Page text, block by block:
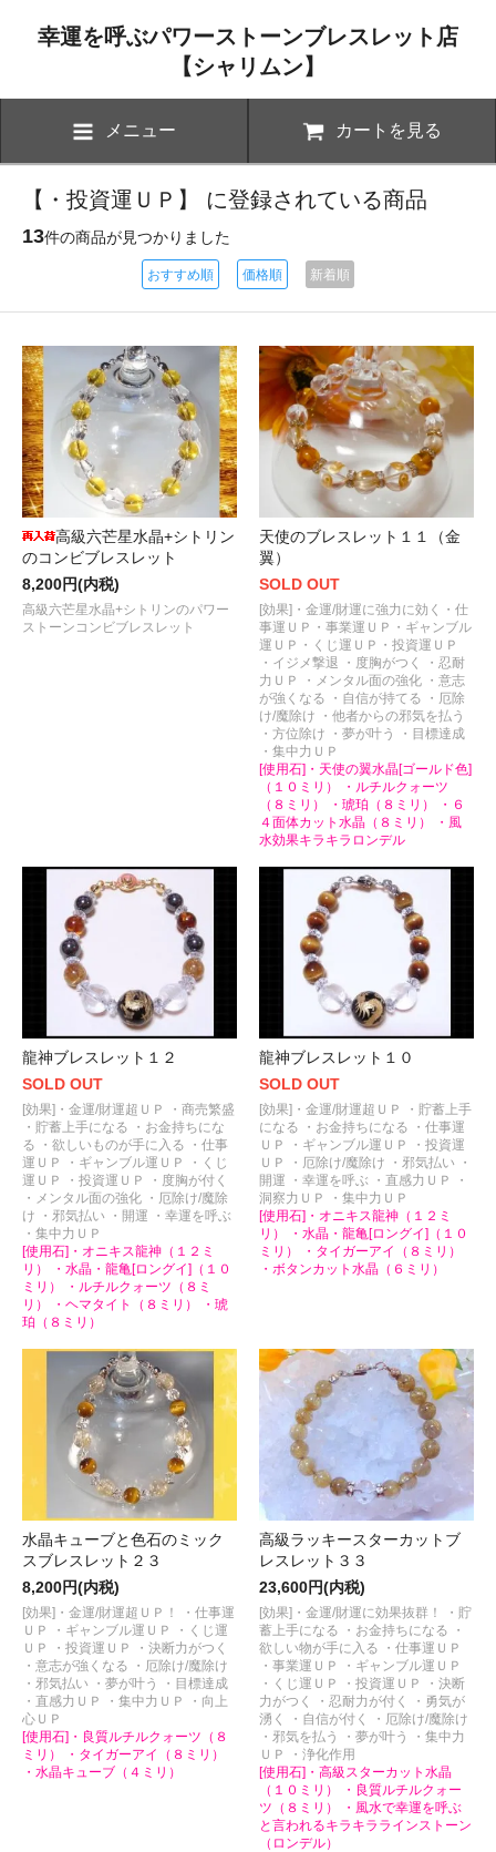
幸運を呼ぶパワーストーンブレスレット店
【シャリムン】
メニュー カートを見る
【・投資運ＵＰ】 に登録されている商品
13件の商品が見つかりました
おすすめ順 価格順 新着順
高級六芒星水晶+シトリン
のコンビブレスレット
8,200円(内税)
高級六芒星水晶+シトリンのパワー
ストーンコンビブレスレット
天使のブレスレット１１（金
翼）
SOLD OUT
[効果]・金運/財運に強力に効く・仕
事運ＵＰ・事業運ＵＰ・ギャンブル
運ＵＰ・くじ運ＵＰ・投資運ＵＰ
・イジメ撃退 ・度胸がつく ・忍耐
力ＵＰ ・メンタル面の強化 ・意志
が強くなる ・自信が持てる ・厄除
け/魔除け ・他者からの邪気を払う
・方位除け ・夢が叶う ・目標達成
・集中力ＵＰ
[使用石]・天使の翼水晶[ゴールド色]
（１０ミリ） ・ルチルクォーツ
（８ミリ） ・琥珀（８ミリ） ・６
４面体カット水晶（８ミリ） ・風
水効果キラキラロンデル
龍神ブレスレット１２
SOLD OUT
[効果]・金運/財運超ＵＰ ・商売繁盛
・貯蓄上手になる ・お金持ちにな
る ・欲しいものが手に入る ・仕事
運ＵＰ ・ギャンブル運ＵＰ ・くじ
運ＵＰ ・投資運ＵＰ ・度胸が付く
・メンタル面の強化 ・厄除け/魔除
け ・邪気払い ・開運 ・幸運を呼ぶ
・集中力ＵＰ
[使用石]・オニキス龍神（１２ミ
リ） ・水晶・龍亀[ロングイ]（１０
ミリ） ・ルチルクォーツ（８ミ
リ） ・ヘマタイト（８ミリ） ・琥
珀（８ミリ）
龍神ブレスレット１０
SOLD OUT
[効果]・金運/財運超ＵＰ ・貯蓄上手
になる ・お金持ちになる ・仕事運
ＵＰ ・ギャンブル運ＵＰ ・投資運
ＵＰ ・厄除け/魔除け ・邪気払い ・
開運 ・幸運を呼ぶ ・直感力ＵＰ ・
洞察力ＵＰ ・集中力ＵＰ
[使用石]・オニキス龍神（１２ミ
リ） ・水晶・龍亀[ロングイ]（１０
ミリ） ・タイガーアイ（８ミリ）
・ボタンカット水晶（６ミリ）
水晶キューブと色石のミック
スブレスレット２３
8,200円(内税)
[効果]・金運/財運超ＵＰ！ ・仕事運
ＵＰ ・ギャンブル運ＵＰ ・くじ運
ＵＰ ・投資運ＵＰ ・決断力がつく
・意志が強くなる ・厄除け/魔除け
・邪気払い ・夢が叶う ・目標達成
・直感力ＵＰ ・集中力ＵＰ ・向上
心ＵＰ
[使用石]・良質ルチルクォーツ（８
ミリ） ・タイガーアイ（８ミリ）
・水晶キューブ（４ミリ）
高級ラッキースターカットブ
レスレット３３
23,600円(内税)
[効果]・金運/財運に効果抜群！ ・貯
蓄上手になる ・お金持ちになる ・
欲しい物が手に入る ・仕事運ＵＰ
・事業運ＵＰ ・ギャンブル運ＵＰ
・くじ運ＵＰ ・投資運ＵＰ ・決断
力がつく ・忍耐力が付く ・勇気が
湧く ・自信が付く ・厄除け/魔除け
・邪気を払う ・夢が叶う ・集中力
ＵＰ ・浄化作用
[使用石]・高級スターカット水晶
（１０ミリ） ・良質ルチルクォー
ツ（８ミリ） ・風水で幸運を呼ぶ
と言われるキラキララインストーン
（ロンデル）